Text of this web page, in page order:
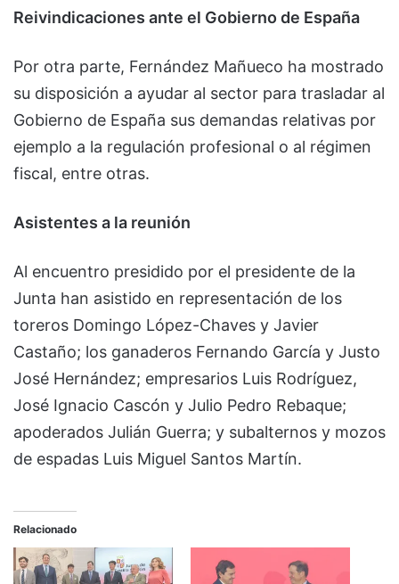
Reivindicaciones ante el Gobierno de España
Por otra parte, Fernández Mañueco ha mostrado
su disposición a ayudar al sector para trasladar al
Gobierno de España sus demandas relativas por
ejemplo a la regulación profesional o al régimen
fiscal, entre otras.
Asistentes a la reunión
Al encuentro presidido por el presidente de la
Junta han asistido en representación de los
toreros Domingo López-Chaves y Javier
Castaño; los ganaderos Fernando García y Justo
José Hernández; empresarios Luis Rodríguez,
José Ignacio Cascón y Julio Pedro Rebaque;
apoderados Julián Guerra; y subalternos y mozos
de espadas Luis Miguel Santos Martín.
Relacionado